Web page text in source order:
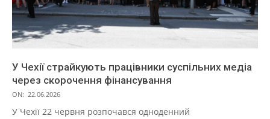
У Чехії страйкують працівники суспільних медіа
через скорочення фінансування
ON: 22.06.2026
У Чехії 22 червня розпочався одноденний